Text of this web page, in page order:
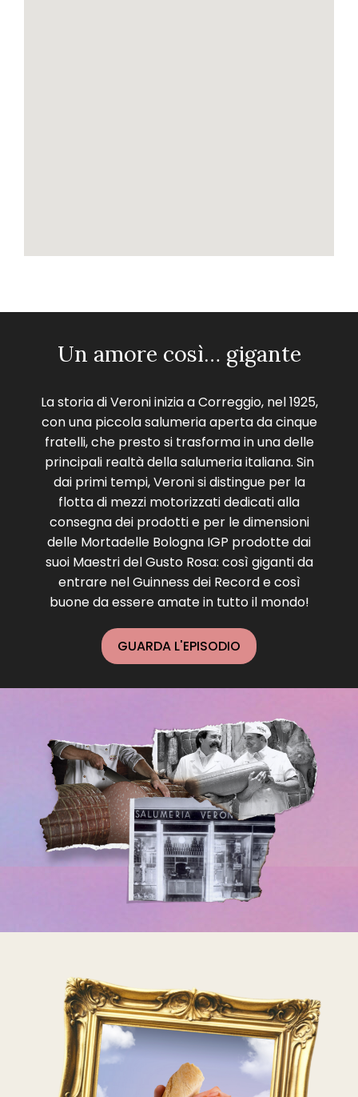
Un amore così… gigante
La storia di Veroni inizia a Correggio, nel 1925,
con una piccola salumeria aperta da cinque
fratelli, che presto si trasforma in una delle
principali realtà della salumeria italiana. Sin
dai primi tempi, Veroni si distingue per la
flotta di mezzi motorizzati dedicati alla
consegna dei prodotti e per le dimensioni
delle Mortadelle Bologna IGP prodotte dai
suoi Maestri del Gusto Rosa: così giganti da
entrare nel Guinness dei Record e così
buone da essere amate in tutto il mondo!
GUARDA L'EPISODIO